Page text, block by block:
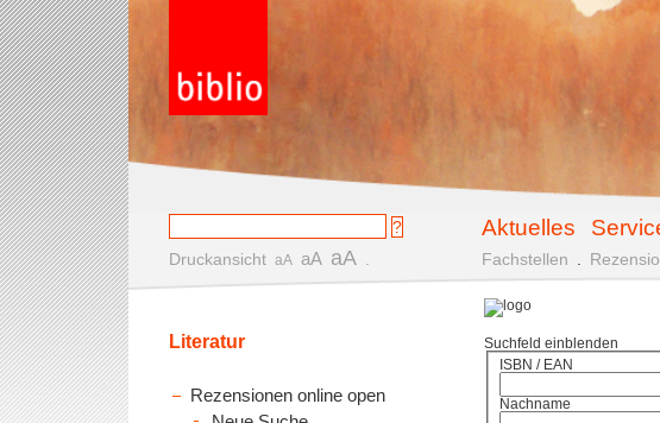
Aktuelles
Druckansicht aA aA aA Fachstellen
Suchfeld einblenden
ISBN / EAN
Nachname
Literatur
Rezensionen online open